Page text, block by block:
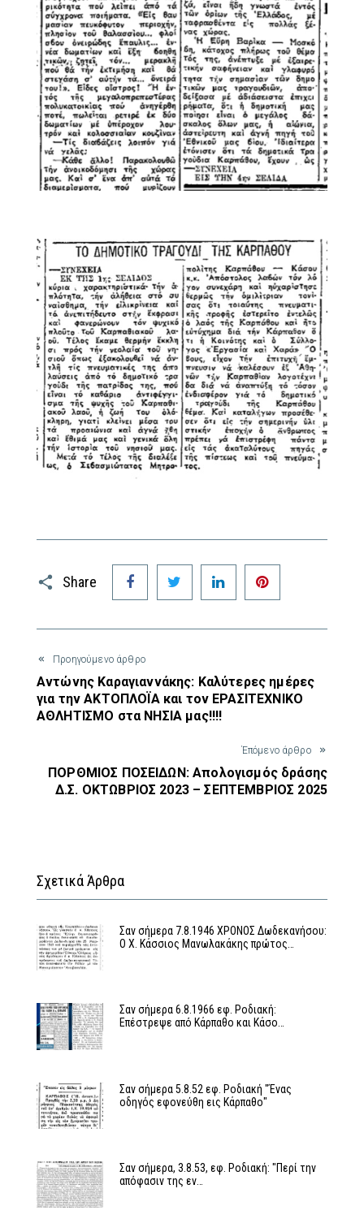
Share
Facebook Twitter LinkedIn
Προηγούμενο άρθρο
Αντώνης Καραγιαννάκης: Καλύτερες ημέρες
για την ΑΚΤΟΠΛΟΪΑ και τον ΕΡΑΣΙΤΕΧΝΙΚΟ
ΑΘΛΗΤΙΣΜΟ στα ΝΗΣΙΑ μας!!!!
Έπόμενο άρθρο
ΠΟΡΘΜΙΟΣ ΠΟΣΕΙΔΩΝ: Απολογισμός δράσης
Δ.Σ. ΟΚΤΩΒΡΙΟΣ 2023 – ΣΕΠΤΕΜΒΡΙΟΣ 2025
Σχετικά Άρθρα
Σαν σήμερα 7.8.1946 ΧΡΟΝΟΣ Δωδεκανήσου:
Ο Χ. Κάσσιος Μανωλακάκης πρώτος…
Σαν σήμερα 6.8.1966 εφ. Ροδιακή:
Επέστρεψε από Κάρπαθο και Κάσο…
Σαν σήμερα 5.8.52 εφ. Ροδιακή "Ένας
οδηγός εφονεύθη εις Κάρπαθο"
Σαν σήμερα, 3.8.53, εφ. Ροδιακή: "Περί την
απόφασιν της εν…